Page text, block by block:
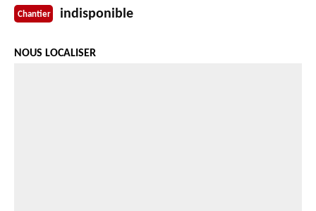
Chantier indisponible
NOUS LOCALISER